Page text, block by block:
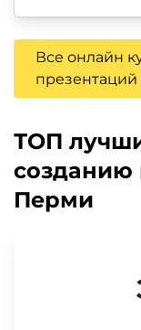
Все онлайн
презентаций
ТОП
созданию
Перми